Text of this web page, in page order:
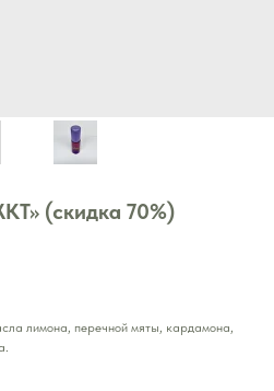
(скидка 70%)
лимона, перечной мяты, кардамона,